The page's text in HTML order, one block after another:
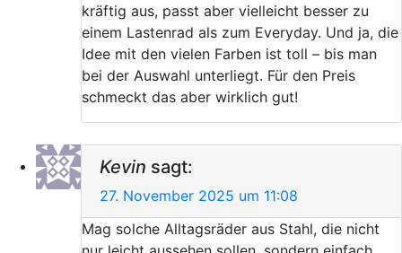
kräftig aus, passt aber vielleicht besser zu
einem Lastenrad als zum Everyday. Und ja, die
Idee mit den vielen Farben ist toll – bis man
bei der Auswahl unterliegt. Für den Preis
schmeckt das aber wirklich gut!
Kevin sagt:
27. November 2025 um 11:08
Mag solche Alltagsräder aus Stahl, die nicht